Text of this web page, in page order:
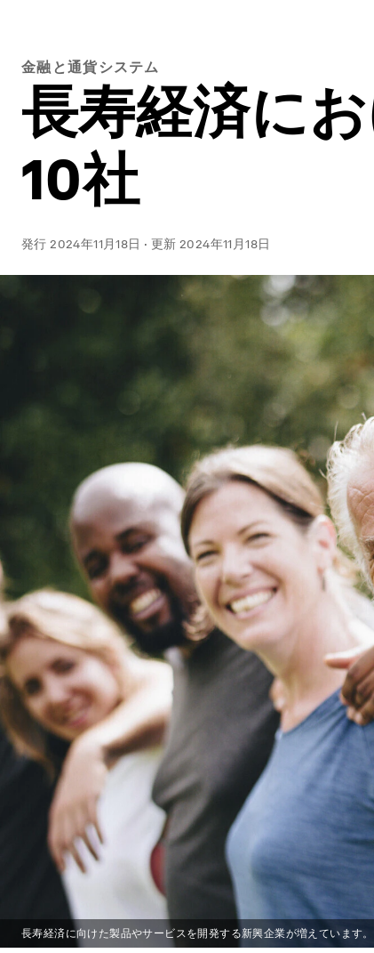
金融と通貨システム
長寿経済に
10社
発行2024年11月18日 · 更新2024年11月18日
長寿経済に向けた製品やサービスを開発する新興企業が増えています。